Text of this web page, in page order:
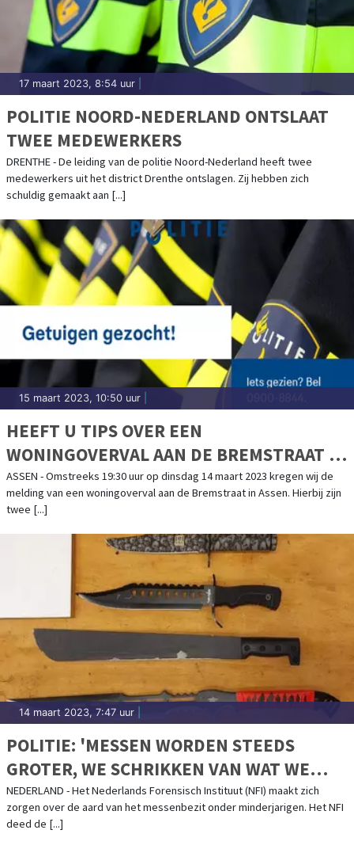
17 maart 2023, 8:54 uur
POLITIE NOORD-NEDERLAND ONTSLAAT
TWEE MEDEWERKERS
DRENTHE - De leiding van de politie Noord-Nederland heeft twee
medewerkers uit het district Drenthe ontslagen. Zij hebben zich
schuldig gemaakt aan [...]
15 maart 2023, 10:50 uur
HEEFT U TIPS OVER EEN
WONINGOVERVAL AAN DE BREMSTRAAT IN
ASSEN?
ASSEN - Omstreeks 19:30 uur op dinsdag 14 maart 2023 kregen wij de
melding van een woningoverval aan de Bremstraat in Assen. Hierbij zijn
twee [...]
14 maart 2023, 7:47 uur
POLITIE: 'MESSEN WORDEN STEEDS
GROTER, WE SCHRIKKEN VAN WAT WE
ZIEN’
NEDERLAND - Het Nederlands Forensisch Instituut (NFI) maakt zich
zorgen over de aard van het messenbezit onder minderjarigen. Het NFI
deed de [...]